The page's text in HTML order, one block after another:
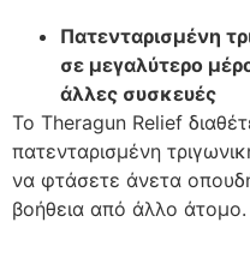
Πατενταρισμένη
σε μεγαλύτερο
άλλες συσκευές
Το Theragun Relief
πατενταρισμένη
να φτάσετε άνετα
βοήθεια από άλλο άτομο.